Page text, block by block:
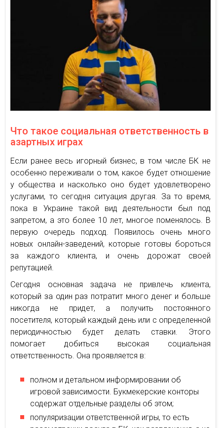
Что такое социальная ответственность в
азартных играх
Если ранее весь игорный бизнес, в том числе БК не
особенно переживали о том, какое будет отношение
у общества и насколько оно будет удовлетворено
услугами, то сегодня ситуация другая. За то время,
пока в Украине такой вид деятельности был под
запретом, а это более 10 лет, многое поменялось. В
первую очередь подход. Появилось очень много
новых онлайн-заведений, которые готовы бороться
за каждого клиента, и очень дорожат своей
репутацией.
Сегодня основная задача не привлечь клиента,
который за один раз потратит много денег и больше
никогда не придет, а получить постоянного
посетителя, который каждый день или с определенной
периодичностью будет делать ставки. Этого
помогает добиться высокая социальная
ответственность. Она проявляется в:
полном и детальном информировании об
игровой зависимости. Букмекерские конторы
содержат отдельные разделы об этом;
популяризации ответственной игры, то есть